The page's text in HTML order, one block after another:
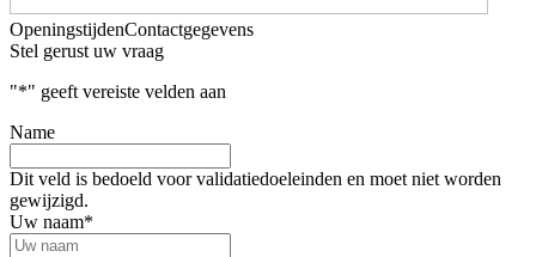
OpeningstijdenContactgegevens
Stel gerust uw vraag
"*" geeft vereiste velden aan
Name
Dit veld is bedoeld voor validatiedoeleinden en moet niet worden
gewijzigd.
Uw naam*